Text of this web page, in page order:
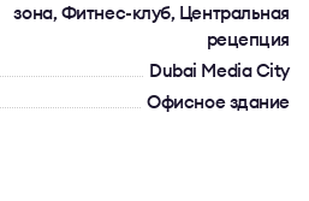
зона, Фитнес-клуб, Центральная
рецепция
Dubai Media City
Офисное здание